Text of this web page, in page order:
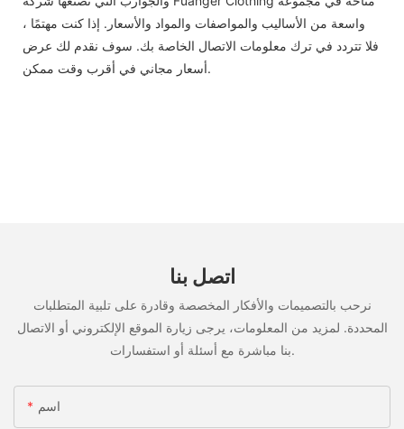
واسعة من الأساليب والمواصفات والمواد والأسعار. إذا كنت مهتمًا ،
فلا تتردد في ترك معلومات الاتصال الخاصة بك. سوف نقدم لك عرض
أسعار مجاني في أقرب وقت ممكن.
اتصل بنا
نرحب بالتصميمات والأفكار المخصصة وقادرة على تلبية المتطلبات
المحددة. لمزيد من المعلومات، يرجى زيارة الموقع الإلكتروني أو الاتصال
بنا مباشرة مع أسئلة أو استفسارات.
اسم